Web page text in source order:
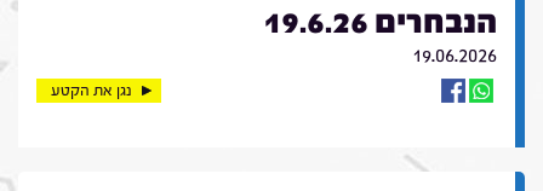
הנבחרים 19.6.26
19.06.2026
נגן את הקטע